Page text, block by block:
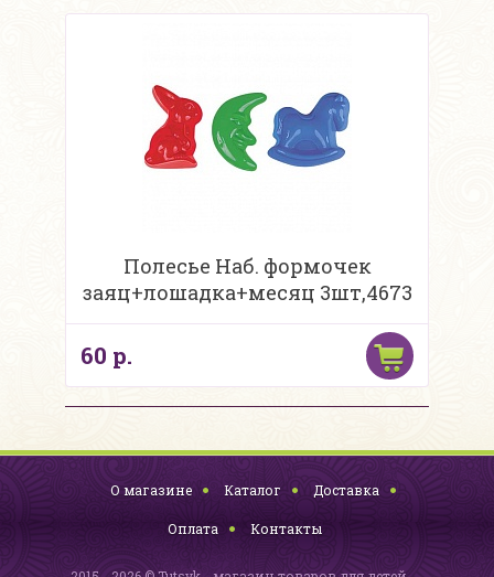
Полесье Наб. формочек
заяц+лошадка+месяц 3шт,4673
60 р.
О магазине Каталог Доставка
Оплата Контакты